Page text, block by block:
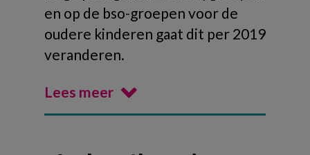
en op de bso-groepen voor de
oudere kinderen gaat dit per 2019
veranderen.
Lees meer